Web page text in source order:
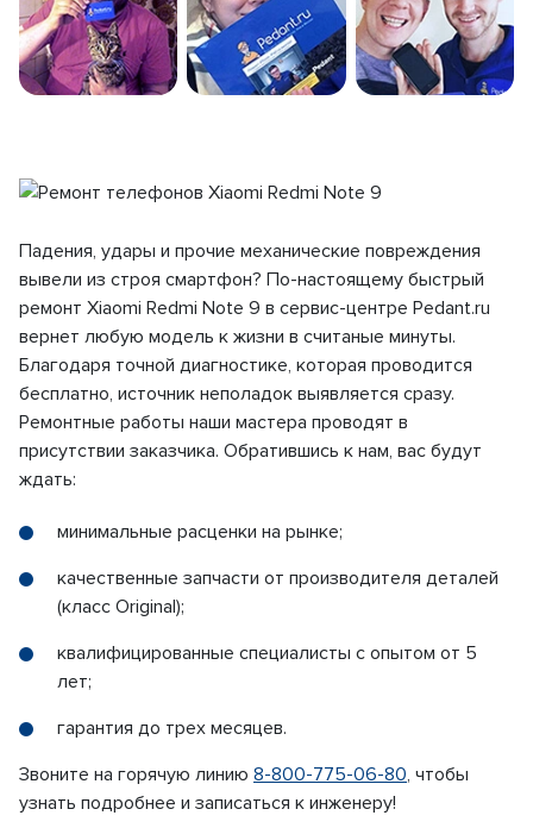
Падения, удары и прочие механические повреждения
вывели из строя смартфон? По-настоящему быстрый
ремонт Xiaomi Redmi Note 9 в сервис-центре Pedant.ru
вернет любую модель к жизни в считаные минуты.
Благодаря точной диагностике, которая проводится
бесплатно, источник неполадок выявляется сразу.
Ремонтные работы наши мастера проводят в
присутствии заказчика. Обратившись к нам, вас будут
ждать:
минимальные расценки на рынке;
качественные запчасти от производителя деталей
(класс Original);
квалифицированные специалисты с опытом от 5
лет;
гарантия до трех месяцев.
Звоните на горячую линию 8-800-775-06-80, чтобы
узнать подробнее и записаться к инженеру!